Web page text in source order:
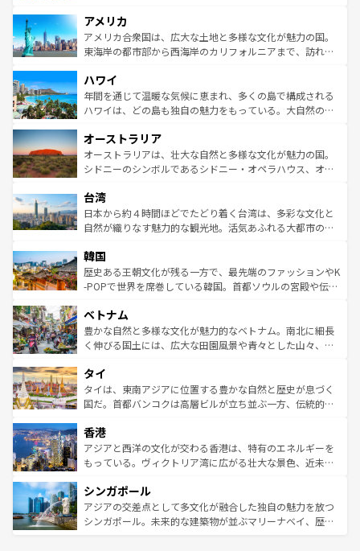
ンツ一覧を参照してほしい。
の建物がそのまま残る町や、スイスならではのユニークな
博物館もあり、アルプス観光だけでなく町歩きも満喫する
ことができる。国民の所得が高いため物価も高いが、旅行
ば市内交通費無料で観光を楽しむこともできる。 なお、新
着のスイス情報はコンテンツ一覧 を参照してほしい。
アメリカ
アメリカ合衆国は、広大な土地と多様な文化が魅力の国。
東海岸の都市部から西海岸のカリフォルニアまで、訪れる
のような巨大都市は、観光、ショッピング、エンターテイ
ンメントが詰まった刺激的なスポットだ。一方、アメリカ
西部には大自然が広がり、グランドキャニオンやイエロー
部のニューオーリンズでは、音楽と美食が融合した独特の
文化が魅力。旅行者はアメリカの各地域で異なる魅力を楽
しみながら、その多様性と豊かな歴史を感じることができ
ならではの贅沢な旅のスタイルだ。 なお、新着のアメリカ
情報はコンテンツ一覧を参照してほしい。
ハワイ
年間を通じて温暖な気候に恵まれ、多くの島で構成される
ハワイは、どの島も独自の魅力をもっている。大自然の神
ワイ島は見逃せない。また、定番の観光地といえばオアフ
島だが、静かな自然を求めるならマウイ島やカウアイ島が
おすすめ。エメラルドグリーンに輝く海をはじめ、豊かな
れるおもてなしの心で訪れる人々を迎えてくれるハワイの
人々、おいしいローカルフードやハワイアンミュージッ
ク、伝統的なフラダンスなど、すべてがハワイの魅力を彩
ワイを、存分に味わってほしい。 なお、新着のハワイ情報
はコンテンツ一覧を参照してほしい。
オーストラリア
オーストラリアは、壮大な自然と多様な文化が魅力の国。
シドニーのシンボルであるシドニー・オペラハウス、オー
リアリーフや大陸中央部にそびえるウルル（エアーズロッ
ク）、タスマニアの美しい原生林やケアンズの熱帯雨林な
ど、見どころがたくさん。また、カフェやワイン、オージ
いる。アクティビティも充実しており、サーフィンやダイ
ビング、ハイキングなど、アウトドア好きにはたまらな
い。オーストラリアの多彩な魅力を存分に味わいつくそ
参照してほしい。
台湾
日本から約４時間ほどでたどり着く台湾は、多彩な文化と
自然が織りなす魅力的な観光地。活気あふれる大都市の台
ン）、静ひつな山岳地帯である台湾東部など、都市の喧騒
と山間の静けさが共存しており、訪れる人に新しい発見と
驚きをもたらしてくれる。また、奥深い台湾の食文化も魅
容にもいいと評判のスイーツなど、バラエティ豊かな料理
が味わえる。 なお、新着の台湾情報は コンテンツ一覧を参
照してほしい。
韓国
歴史ある王朝文化が残る一方で、最先端のファッションやK
-POPで世界を席巻している韓国。首都ソウルの宮殿や伝統
き、地方に足を延ばせば四季折々の自然美を楽しむことが
できる。そして、キムチや焼肉、絶品のストリートフード
まで、さまざまな韓国料理が待っている。夜には、韓国な
リティに包まれながら、韓国の多彩な魅力を心ゆくまで味
わってみてほしい。 なお、新着の韓国情報はコンテンツ一
覧を参照してほしい。
ベトナム
豊かな自然と多様な文化が魅力的なベトナム。南北に細長
く伸びる国土には、広大な田園風景や青々とした山々、世
急速な発展と共に伝統が息づく。ハノイの古い町並みやホ
ーチミン市のフランス統治時代の建物も、独特の雰囲気を
醸し出している。また、バラエティの豊かさとおいしさで
とつ。フォーやバインミー、ベトナムコーヒーなどは、ぜ
ひ現地で味わいたい。どの地域を訪れてもあたたかい人々
が旅行者を迎えてくれるので、きっと忘れられない旅にな
参照してほしい。
タイ
タイは、東南アジアに位置する豊かな自然と歴史が息づく
国だ。首都バンコクは高層ビルが立ち並ぶ一方、伝統的な
の活気が交差している。北部ではチェンマイなどの山岳地
帯で自然と触れ合い、南部ではプーケットやクラビの美し
いビーチでリゾート気分を楽しむことができる。タイ料理
激する。気候は一年中温暖で、どの季節にも異なる楽しみ
が待っている。親しみやすいタイの人々、仏教を中心とし
た文化、そして多様な観光資源が、訪れる旅人を魅了し続
香港
アジアと西洋の文化が交わる香港は、特有のエネルギーを
もっている。ヴィクトリア湾に広がる壮大な景色、近未来
み、どこを訪れても感動するはず。観光スポットが密集し
ており、効率よく見どころを回れるのも魅力。息をのむよ
うな絶景から文化的な体験まで、香港を存分に楽しみ尽く
シンガポール
アジアの交差点として多文化が融合した独自の魅力を放つ
シンガポール。未来的な建築物が並ぶマリーナベイ、歴史